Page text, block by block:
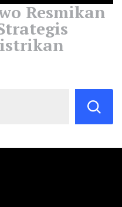
Resmikan